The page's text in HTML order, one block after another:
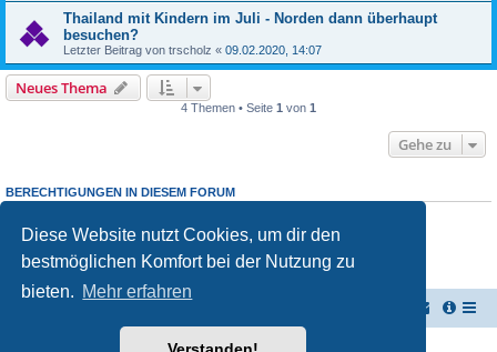
Diese Website nutzt Cookies, um dir den
bestmöglichen Komfort bei der Nutzung zu
bieten. Mehr erfahren
Thailand mit Kindern im Juli - Norden dann überhaupt
besuchen?
Letzter Beitrag von trscholz « 09.02.2020, 14:07
Neues Thema
4 Themen • Seite 1 von 1
Gehe zu
BERECHTIGUNGEN IN DIESEM FORUM
Du darfst keineAntworten zu Themen in diesem Forum erstellen.
Du darfst deine Beiträge in diesem Forumnichtändern.
Du darfst deine Beiträge in diesem Forum nicht löschen.
keine
Powered byphpBB® Forum Software © phpBB Limited